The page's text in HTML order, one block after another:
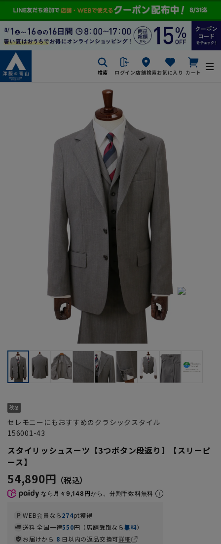
検索 ログイン店舗検索お気に入り カート
セレモニーにもおすすめのクラシックスタイル
156001-43
スタイリッシュスーツ【3つボタン段返り】【スリーピ
ース】
54,890円
なら 月々9,148円から。分割手数料無料
WEB会員なら274pt獲得
送料 全国一律550円（店舗受取なら無料）
お届けから 8 日以内の返品交換可詳細